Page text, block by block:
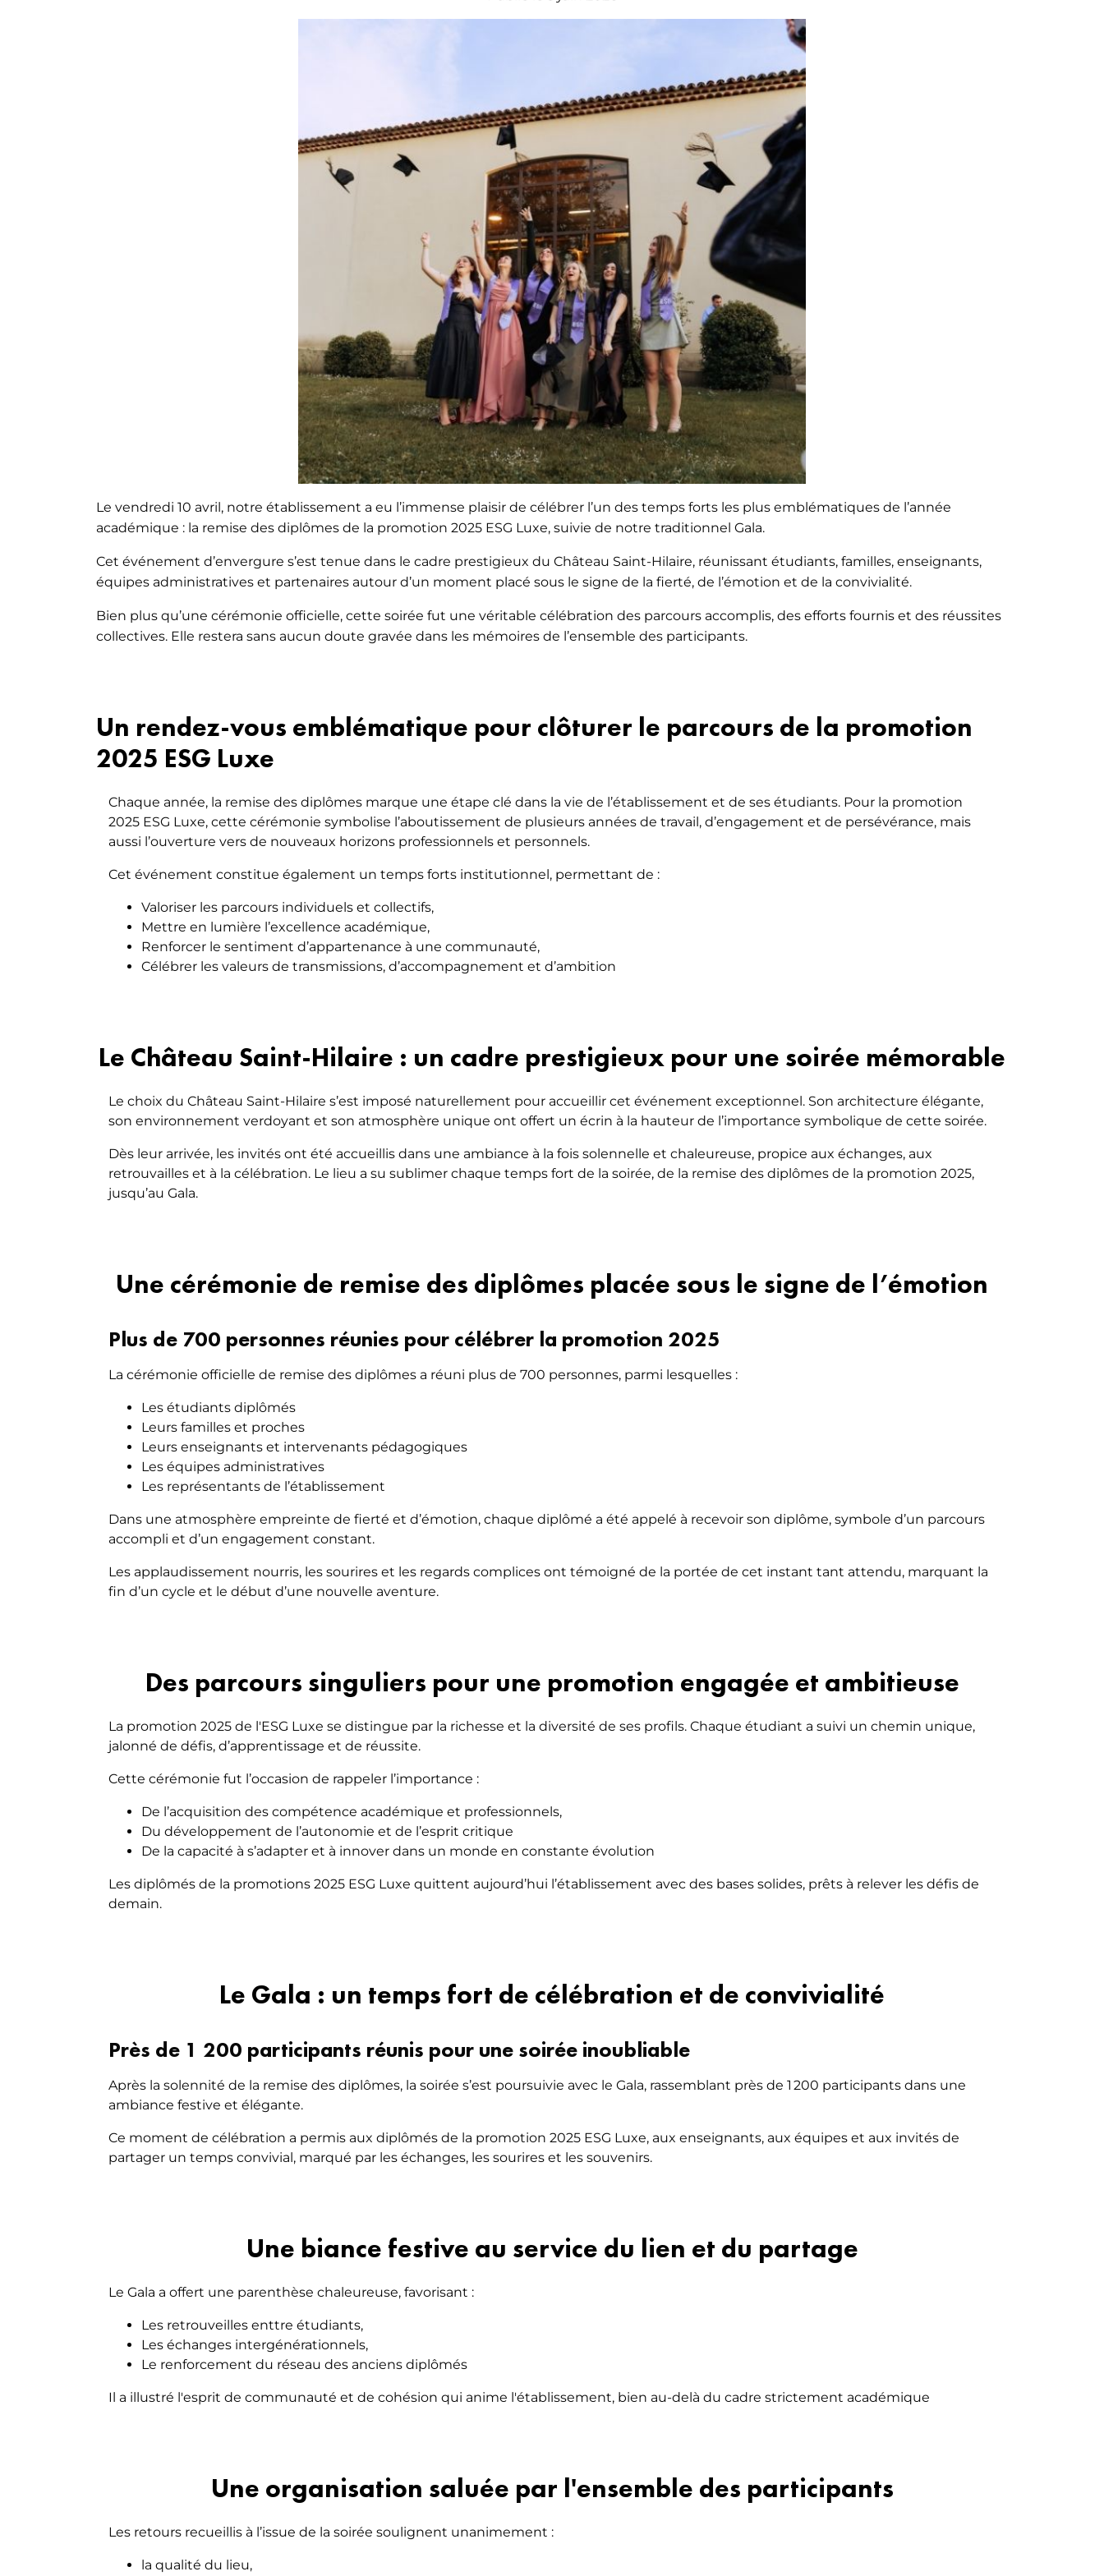
Le vendredi 10 avril, notre établissement a eu l’immense plaisir de célébrer l’un des temps forts les plus emblématiques de l’année
académique : la remise des diplômes de la promotion 2025 ESG Luxe, suivie de notre traditionnel Gala.
Cet événement d’envergure s’est tenue dans le cadre prestigieux du Château Saint-Hilaire, réunissant étudiants, familles, enseignants,
équipes administratives et partenaires autour d’un moment placé sous le signe de la fierté, de l’émotion et de la convivialité.
Bien plus qu’une cérémonie officielle, cette soirée fut une véritable célébration des parcours accomplis, des efforts fournis et des réussites
collectives. Elle restera sans aucun doute gravée dans les mémoires de l’ensemble des participants.
Un rendez-vous emblématique pour clôturer le parcours de la promotion
2025 ESG Luxe
Chaque année, la remise des diplômes marque une étape clé dans la vie de l’établissement et de ses étudiants. Pour la promotion
2025 ESG Luxe, cette cérémonie symbolise l’aboutissement de plusieurs années de travail, d’engagement et de persévérance, mais
aussi l’ouverture vers de nouveaux horizons professionnels et personnels.
Cet événement constitue également un temps forts institutionnel, permettant de :
Valoriser les parcours individuels et collectifs,
Mettre en lumière l’excellence académique,
Renforcer le sentiment d’appartenance à une communauté,
Célébrer les valeurs de transmissions, d’accompagnement et d’ambition
Le Château Saint-Hilaire : un cadre prestigieux pour une soirée mémorable
Le choix du Château Saint-Hilaire s’est imposé naturellement pour accueillir cet événement exceptionnel. Son architecture élégante,
son environnement verdoyant et son atmosphère unique ont offert un écrin à la hauteur de l’importance symbolique de cette soirée.
Dès leur arrivée, les invités ont été accueillis dans une ambiance à la fois solennelle et chaleureuse, propice aux échanges, aux
retrouvailles et à la célébration. Le lieu a su sublimer chaque temps fort de la soirée, de la remise des diplômes de la promotion 2025,
jusqu’au Gala.
Une cérémonie de remise des diplômes placée sous le signe de l’émotion
Plus de 700 personnes réunies pour célébrer la promotion 2025
La cérémonie officielle de remise des diplômes a réuni plus de 700 personnes, parmi lesquelles :
Les étudiants diplômés
Leurs familles et proches
Leurs enseignants et intervenants pédagogiques
Les équipes administratives
Les représentants de l’établissement
Dans une atmosphère empreinte de fierté et d’émotion, chaque diplômé a été appelé à recevoir son diplôme, symbole d’un parcours
accompli et d’un engagement constant.
Les applaudissement nourris, les sourires et les regards complices ont témoigné de la portée de cet instant tant attendu, marquant la
fin d’un cycle et le début d’une nouvelle aventure.
Des parcours singuliers pour une promotion engagée et ambitieuse
La promotion 2025 de l'ESG Luxe se distingue par la richesse et la diversité de ses profils. Chaque étudiant a suivi un chemin unique,
jalonné de défis, d’apprentissage et de réussite.
Cette cérémonie fut l’occasion de rappeler l’importance :
De l’acquisition des compétence académique et professionnels,
Du développement de l’autonomie et de l’esprit critique
De la capacité à s’adapter et à innover dans un monde en constante évolution
Les diplômés de la promotions 2025 ESG Luxe quittent aujourd’hui l’établissement avec des bases solides, prêts à relever les défis de
demain.
Le Gala : un temps fort de célébration et de convivialité
Près de 1 200 participants réunis pour une soirée inoubliable
Après la solennité de la remise des diplômes, la soirée s’est poursuivie avec le Gala, rassemblant près de 1 200 participants dans une
ambiance festive et élégante.
Ce moment de célébration a permis aux diplômés de la promotion 2025 ESG Luxe, aux enseignants, aux équipes et aux invités de
partager un temps convivial, marqué par les échanges, les sourires et les souvenirs.
Une biance festive au service du lien et du partage
Le Gala a offert une parenthèse chaleureuse, favorisant :
Les retrouveilles enttre étudiants,
Les échanges intergénérationnels,
Le renforcement du réseau des anciens diplômés
Il a illustré l'esprit de communauté et de cohésion qui anime l'établissement, bien au-delà du cadre strictement académique
Une organisation saluée par l'ensemble des participants
Les retours recueillis à l’issue de la soirée soulignent unanimement :
la qualité du lieu,
MARKETING DU LUXE – DESIGN,